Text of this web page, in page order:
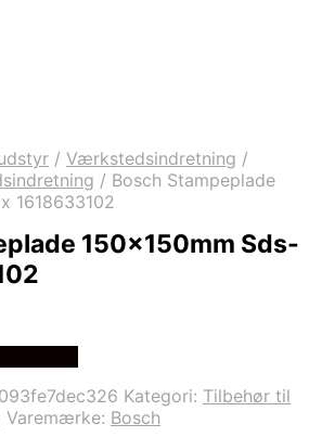
/ Værkstedsindretning /
/ Bosch Stampeplade
1618633102
150x150mm Sds-
093fe7dec326 Kategori: Tilbehør til
Varemærke: Bosch